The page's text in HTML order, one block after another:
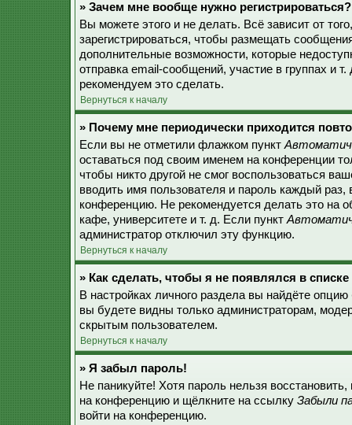
» Зачем мне вообще нужно регистрироваться?
Вы можете этого и не делать. Всё зависит от
зарегистрироваться, чтобы размещать
дополнительные возможности, которые
отправка email-сообщений, участие в группах и
рекомендуем это сделать.
Вернуться к началу
» Почему мне периодически приходится
Если вы не отметили флажком пункт
оставаться под своим именем на конференции
чтобы никто другой не смог воспользоваться
вводить имя пользователя и пароль каждый
конференцию. Не рекомендуется делать это на
кафе, университете и т. д. Если пункт
администратор отключил эту функцию.
Вернуться к началу
» Как сделать, чтобы я не появлялся в
В настройках личного раздела вы найдёте опцию
вы будете видны только администраторам,
скрытым пользователем.
Вернуться к началу
» Я забыл пароль!
Не паникуйте! Хотя пароль нельзя
на конференцию и щёлкните на ссылку Забыли
войти на конференцию.